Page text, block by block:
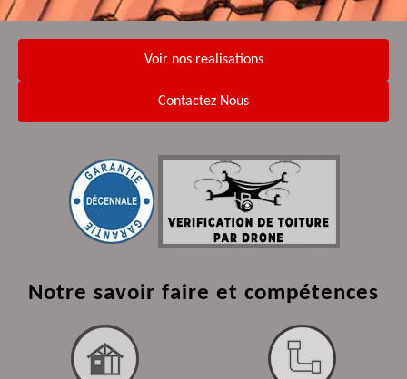
Voir nos realisations
Contactez Nous
Notre savoir faire et compétences